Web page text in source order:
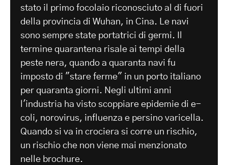
stato il primo focolaio riconosciuto al di fuori
della provincia di Wuhan, in Cina. Le navi
sono sempre state portatrici di germi. Il
termine quarantena risale ai tempi della
peste nera, quando a quaranta navi fu
imposto di "stare ferme" in un porto italiano
per quaranta giorni. Negli ultimi anni
l'industria ha visto scoppiare epidemie di e-
coli, norovirus, influenza e persino varicella.
Quando si va in crociera si corre un rischio,
un rischio che non viene mai menzionato
nelle brochure.